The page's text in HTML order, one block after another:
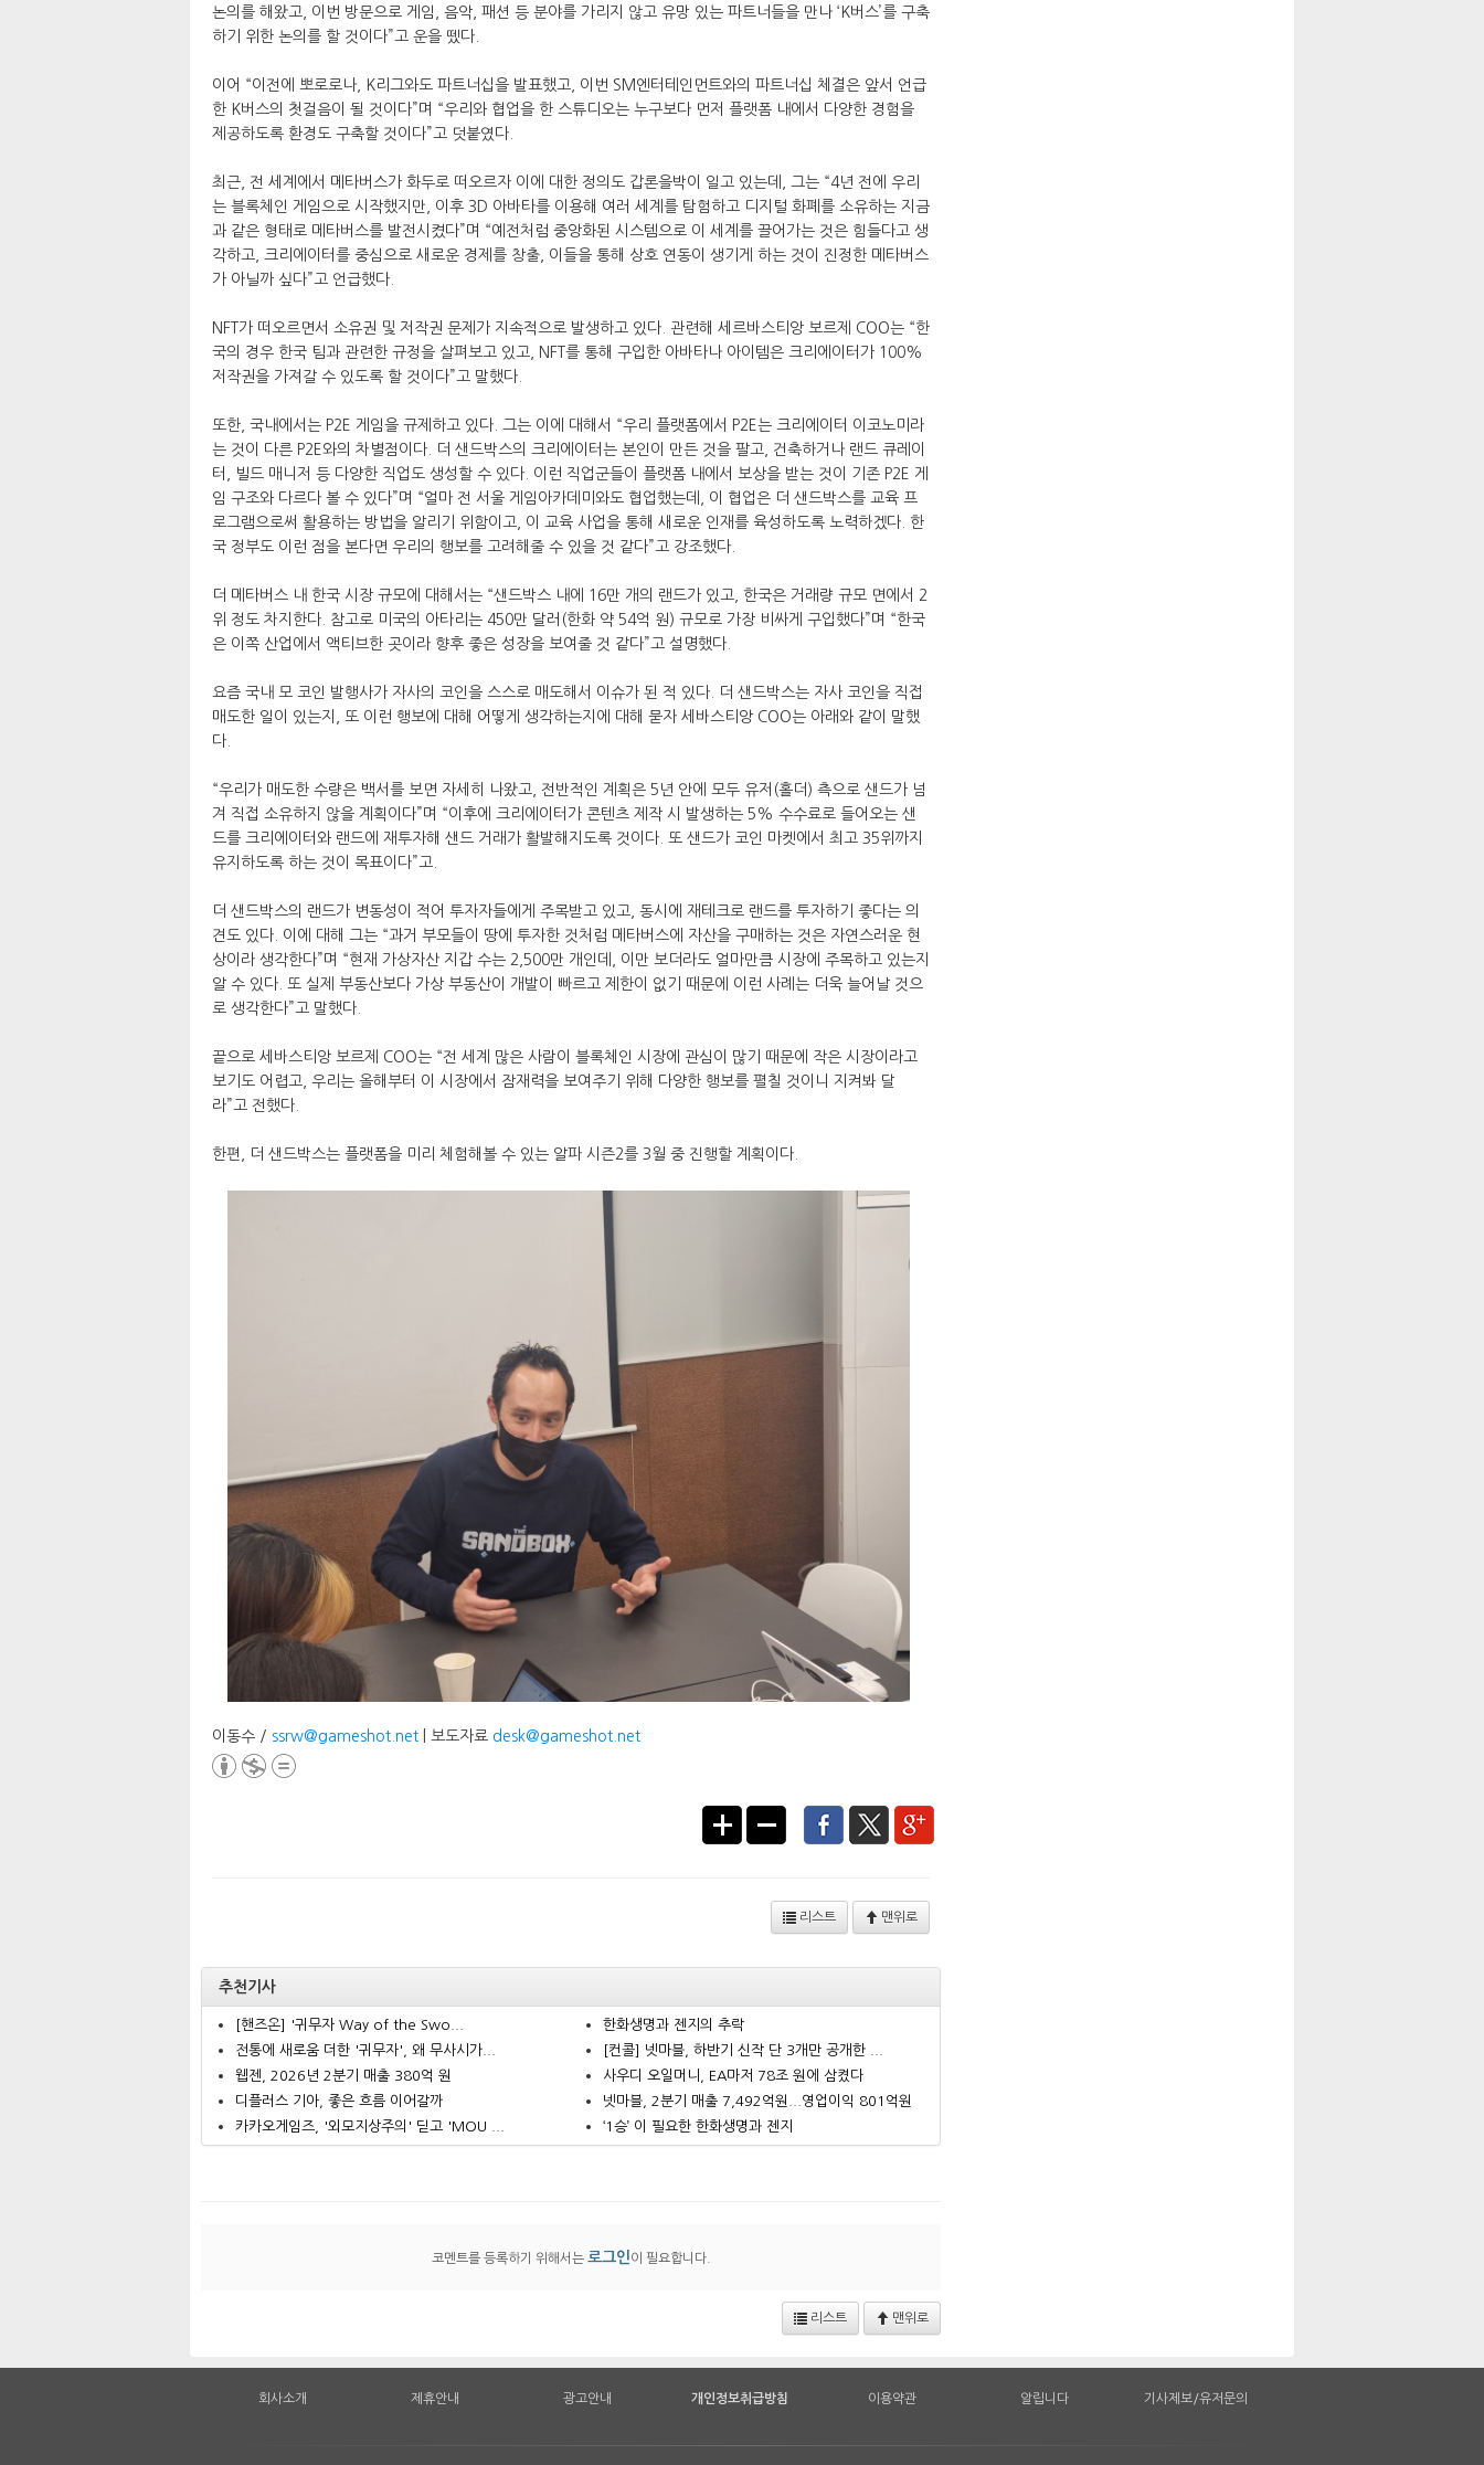
논의를 해왔고, 이번 방문으로 게임, 음악, 패션 등 분야를 가리지 않고 유망 있는 파트너들을 만나 ‘K버스’를 구축
하기 위한 논의를 할 것이다”고 운을 뗐다.
이어 “이전에 뽀로로나, K리그와도 파트너십을 발표했고, 이번 SM엔터테인먼트와의 파트너십 체결은 앞서 언급
한 K버스의 첫걸음이 될 것이다”며 “우리와 협업을 한 스튜디오는 누구보다 먼저 플랫폼 내에서 다양한 경험을
제공하도록 환경도 구축할 것이다”고 덧붙였다.
최근, 전 세계에서 메타버스가 화두로 떠오르자 이에 대한 정의도 갑론을박이 일고 있는데, 그는 “4년 전에 우리
는 블록체인 게임으로 시작했지만, 이후 3D 아바타를 이용해 여러 세계를 탐험하고 디지털 화폐를 소유하는 지금
과 같은 형태로 메타버스를 발전시켰다”며 “예전처럼 중앙화된 시스템으로 이 세계를 끌어가는 것은 힘들다고 생
각하고, 크리에이터를 중심으로 새로운 경제를 창출, 이들을 통해 상호 연동이 생기게 하는 것이 진정한 메타버스
가 아닐까 싶다”고 언급했다.
NFT가 떠오르면서 소유권 및 저작권 문제가 지속적으로 발생하고 있다. 관련해 세르바스티앙 보르제 COO는 “한
국의 경우 한국 팀과 관련한 규정을 살펴보고 있고, NFT를 통해 구입한 아바타나 아이템은 크리에이터가 100%
저작권을 가져갈 수 있도록 할 것이다”고 말했다.
또한, 국내에서는 P2E 게임을 규제하고 있다. 그는 이에 대해서 “우리 플랫폼에서 P2E는 크리에이터 이코노미라
는 것이 다른 P2E와의 차별점이다. 더 샌드박스의 크리에이터는 본인이 만든 것을 팔고, 건축하거나 랜드 큐레이
터, 빌드 매니저 등 다양한 직업도 생성할 수 있다. 이런 직업군들이 플랫폼 내에서 보상을 받는 것이 기존 P2E 게
임 구조와 다르다 볼 수 있다”며 “얼마 전 서울 게임아카데미와도 협업했는데, 이 협업은 더 샌드박스를 교육 프
로그램으로써 활용하는 방법을 알리기 위함이고, 이 교육 사업을 통해 새로운 인재를 육성하도록 노력하겠다. 한
국 정부도 이런 점을 본다면 우리의 행보를 고려해줄 수 있을 것 같다”고 강조했다.
더 메타버스 내 한국 시장 규모에 대해서는 “샌드박스 내에 16만 개의 랜드가 있고, 한국은 거래량 규모 면에서 2
위 정도 차지한다. 참고로 미국의 아타리는 450만 달러(한화 약 54억 원) 규모로 가장 비싸게 구입했다”며 “한국
은 이쪽 산업에서 액티브한 곳이라 향후 좋은 성장을 보여줄 것 같다”고 설명했다.
요즘 국내 모 코인 발행사가 자사의 코인을 스스로 매도해서 이슈가 된 적 있다. 더 샌드박스는 자사 코인을 직접
매도한 일이 있는지, 또 이런 행보에 대해 어떻게 생각하는지에 대해 묻자 세바스티앙 COO는 아래와 같이 말했
다.
“우리가 매도한 수량은 백서를 보면 자세히 나왔고, 전반적인 계획은 5년 안에 모두 유저(홀더) 측으로 샌드가 넘
겨 직접 소유하지 않을 계획이다”며 “이후에 크리에이터가 콘텐츠 제작 시 발생하는 5% 수수료로 들어오는 샌
드를 크리에이터와 랜드에 재투자해 샌드 거래가 활발해지도록 것이다. 또 샌드가 코인 마켓에서 최고 35위까지
유지하도록 하는 것이 목표이다”고.
더 샌드박스의 랜드가 변동성이 적어 투자자들에게 주목받고 있고, 동시에 재테크로 랜드를 투자하기 좋다는 의
견도 있다. 이에 대해 그는 “과거 부모들이 땅에 투자한 것처럼 메타버스에 자산을 구매하는 것은 자연스러운 현
상이라 생각한다”며 “현재 가상자산 지갑 수는 2,500만 개인데, 이만 보더라도 얼마만큼 시장에 주목하고 있는지
알 수 있다. 또 실제 부동산보다 가상 부동산이 개발이 빠르고 제한이 없기 때문에 이런 사례는 더욱 늘어날 것으
로 생각한다”고 말했다.
끝으로 세바스티앙 보르제 COO는 “전 세계 많은 사람이 블록체인 시장에 관심이 많기 때문에 작은 시장이라고
보기도 어렵고, 우리는 올해부터 이 시장에서 잠재력을 보여주기 위해 다양한 행보를 펼칠 것이니 지켜봐 달
라”고 전했다.
한편, 더 샌드박스는 플랫폼을 미리 체험해볼 수 있는 알파 시즌2를 3월 중 진행할 계획이다.
이동수 / ssrw@gameshot.net | 보도자료 desk@gameshot.net
리스트 맨위로
추천기사
[핸즈온] '귀무자 Way of the Swo...
전통에 새로움 더한 '귀무자', 왜 무사시가...
웹젠, 2026년 2분기 매출 380억 원
디플러스 기아, 좋은 흐름 이어갈까
카카오게임즈, '외모지상주의' 딛고 'MOU ...
한화생명과 젠지의 추락
[컨콜] 넷마블, 하반기 신작 단 3개만 공개한 ...
사우디 오일머니, EA마저 78조 원에 삼켰다
넷마블, 2분기 매출 7,492억원...영업이익 801억원
‘1승’ 이 필요한 한화생명과 젠지
코멘트를 등록하기 위해서는 로그인이 필요합니다.
리스트 맨위로
회사소개 제휴안내 광고안내 개인정보취급방침 이용약관 알립니다 기사제보/유저문의